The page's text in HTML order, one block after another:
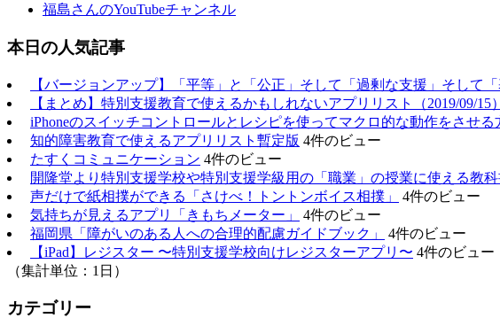
福島さんのYouTubeチャンネル
本日の人気記事
【バージョンアップ】「平等」と「公正」そして「過剰な支援」そして「
【まとめ】特別支援教育で使えるかもしれないアプリリスト（2019/09/15）
iPhoneのスイッチコントロールとレシピを使ってマクロ的な動作をさせる
知的障害教育で使えるアプリリスト暫定版 4件のビュー
たすくコミュニケーション 4件のビュー
開隆堂より特別支援学校や特別支援学級用の「職業」の授業に使える教
声だけで紙相撲ができる「さけべ！トントンボイス相撲」
4件のビュー
気持ちが見えるアプリ「きもちメーター」
4件のビュー
福岡県「障がいのある人への合理的配慮ガイドブック」
4件のビュー
【iPad】レジスター 〜特別支援学校向けレジスターアプリ〜 4件のビュー
（集計単位：1日）
カテゴリー